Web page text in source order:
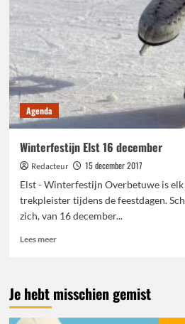
Agenda
Winterfestijn Elst 16 december
Redacteur
15 december 2017
Elst - Winterfestijn Overbetuwe is
trekpleister tijdens de feestdagen.
zich, van 16 december...
Lees meerLees
Elst
december
Je hebt misschien gemist